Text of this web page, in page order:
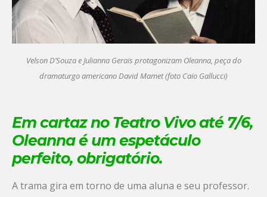
Velson D’Souza e Julianna Gerais protagonizam Oleanna, peça do
dramaturgo americano David Mamet (foto Caio Gallucci)
Em cartaz no Teatro Vivo até 7/6,
Oleanna é um espetáculo
perfeito, obrigatório.
A trama gira em torno de uma aluna e seu professor.